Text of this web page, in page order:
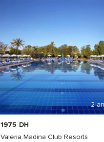
2
1975 DH
Valeria Madina Club Resorts